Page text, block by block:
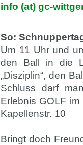
info (at) gc-
So:
Um 11 Uhr und
den Ball in die
„Disziplin“, den
Schluss darf
Erlebnis GOLF
Kapellenstr. 10
Bringt doch